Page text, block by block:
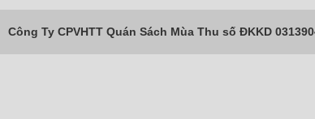
Công Ty CPVHTT Quán Sách Mùa Thu số ĐKKD